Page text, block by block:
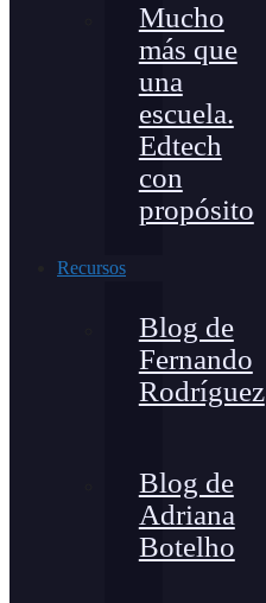
Mucho
más que
una
escuela.
Edtech
con
propósito
Recursos
Blog de
Fernando
Rodríguez
Blog de
Adriana
Botelho